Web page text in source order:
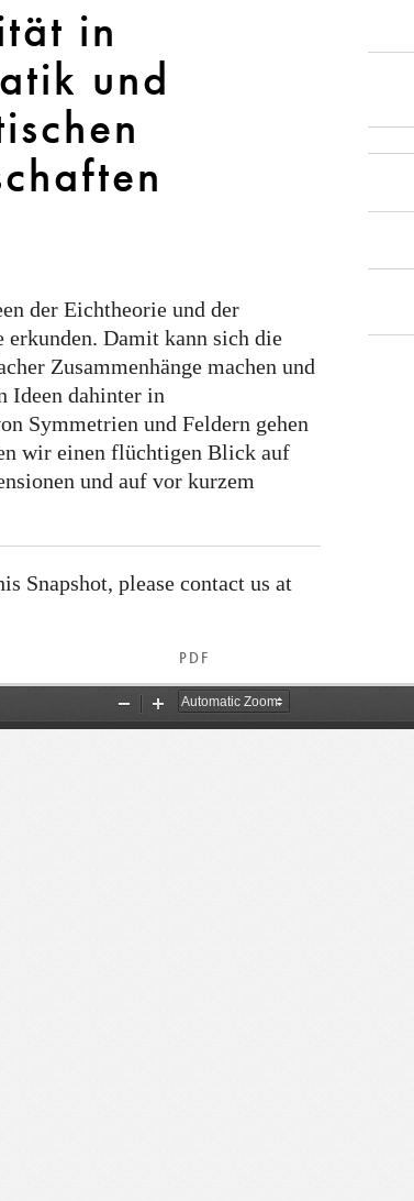
in
und
der Eichtheorie und der
Damit kann sich die
Zusammenhänge machen und
Ideen dahinter in
Symmetrien und Feldern gehen
wir einen flüchtigen Blick auf
und auf vor kurzem
Snapshot, please contact us at
PDF